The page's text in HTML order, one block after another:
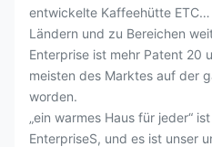
entwickelte Kaffeehütte
Ländern und zu Bereichen
Enterprise ist mehr Patent 20
meisten des Marktes auf der
worden.
„ein warmes Haus für jeder“
EnterpriseS, und es ist unser